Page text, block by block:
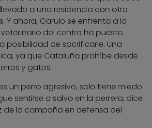
a una residencia con otro
Y ahora, Garulo se enfrenta a lo
del centro ha puesto
posibilidad de sacrificarle. Una
ya que Cataluña prohíbe desde
y gatos.
un perro agresivo, solo tiene miedo
sentirse a salvo en la perrera, dice
de la campaña en defensa del